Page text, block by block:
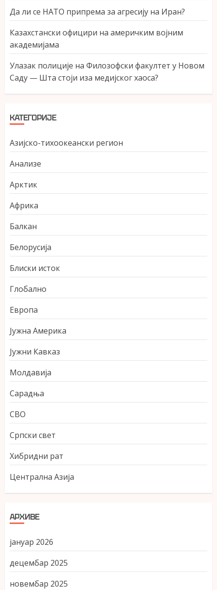
Да ли се НАТО припрема за агресију на Иран?
Казахстански официри на америчким војним
академијама
Улазак полиције на Филозофски факултет у Новом
Саду — Шта стоји иза медијског хаоса?
КАТЕГОРИЈЕ
Азијско-тихоокеански регион
Анализе
Арктик
Африка
Балкан
Белорусија
Блиски исток
Глобално
Европа
Јужна Америка
Јужни Кавказ
Молдавија
Сарадња
СВО
Српски свет
Хибридни рат
Централна Азија
АРХИВЕ
јануар 2026
децембар 2025
новембар 2025